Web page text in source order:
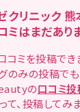
クリニック
ミはまだあり
コミを投稿でき
のみの投稿でも
の口コミ投
て、 投稿してみ